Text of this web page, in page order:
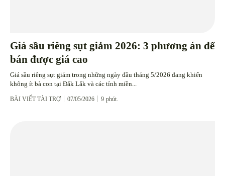
Giá sầu riêng sụt giảm 2026: 3 phương án để
bán được giá cao
Giá sầu riêng sụt giảm trong những ngày đầu tháng 5/2026 đang khiến
không ít bà con tại Đắk Lắk và các tỉnh miền...
BÀI VIẾT TÀI TRỢ 07/05/2026 9 phút.